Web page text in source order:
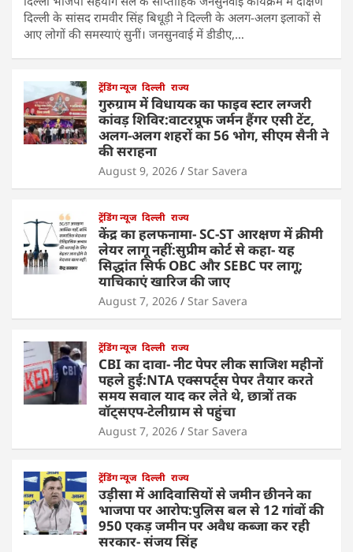
दिल्ली के सांसद रामवीर सिंह बिधूड़ी ने दिल्ली के अलग-अलग इलाकों से
आए लोगों की समस्याएं सुनीं। जनसुनवाई में डीडीए,…
ट्रेंडिंग न्यूज दिल्ली राज्य
गुरुग्राम में विधायक का फाइव स्टार लग्जरी
कांवड़ शिविर:वाटरप्रूफ जर्मन हैंगर एसी टेंट,
अलग-अलग शहरों का 56 भोग, सीएम सैनी ने
की सराहना
August 9, 2026 Star Savera
ट्रेंडिंग न्यूज दिल्ली राज्य
केंद्र का हलफनामा- SC-ST आरक्षण में क्रीमी
लेयर लागू नहीं:सुप्रीम कोर्ट से कहा- यह
सिद्धांत सिर्फ OBC और SEBC पर लागू;
याचिकाएं खारिज की जाए
August 7, 2026 Star Savera
ट्रेंडिंग न्यूज दिल्ली राज्य
CBI का दावा- नीट पेपर लीक साजिश महीनों
पहले हुई:NTA एक्सपर्ट्स पेपर तैयार करते
समय सवाल याद कर लेते थे, छात्रों तक
वॉट्सएप-टेलीग्राम से पहुंचा
August 7, 2026 Star Savera
ट्रेंडिंग न्यूज दिल्ली राज्य
उड़ीसा में आदिवासियों से जमीन छीनने का
भाजपा पर आरोप:पुलिस बल से 12 गांवों की
950 एकड़ जमीन पर अवैध कब्जा कर रही
सरकार- संजय सिंह